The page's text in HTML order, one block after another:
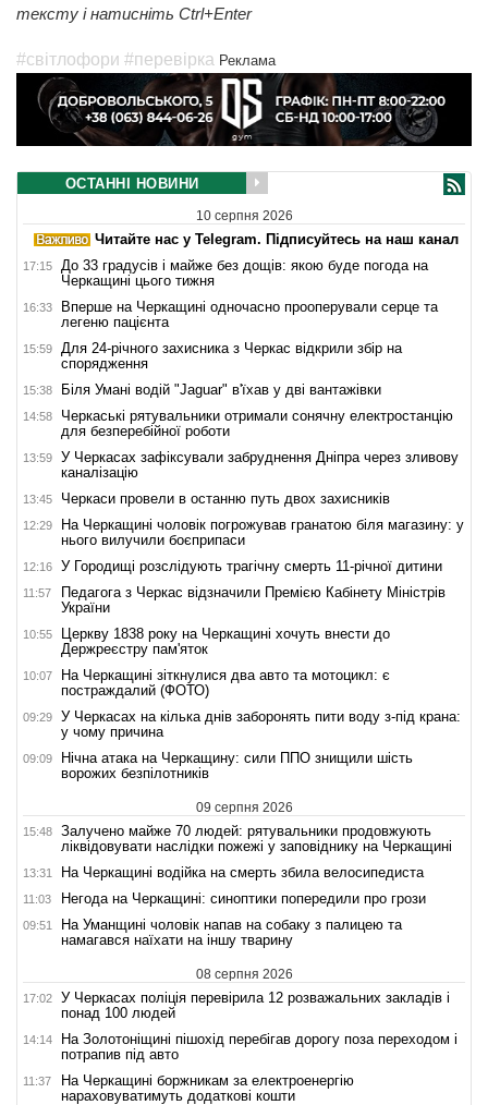
тексту і натисніть Ctrl+Enter
#світлофори #перевірка Реклама
ОСТАННІ НОВИНИ
10 серпня 2026
Читайте нас у Telegram. Підписуйтесь на наш канал
17:15
До 33 градусів і майже без дощів: якою буде погода на
Черкащині цього тижня
16:33
Вперше на Черкащині одночасно прооперували серце та
легеню пацієнта
15:59
Для 24-річного захисника з Черкас відкрили збір на
спорядження
15:38 Біля Умані водій "Jaguar" в'їхав у дві вантажівки
14:58
Черкаські рятувальники отримали сонячну електростанцію
для безперебійної роботи
13:59
У Черкасах зафіксували забруднення Дніпра через зливову
каналізацію
13:45 Черкаси провели в останню путь двох захисників
12:29
На Черкащині чоловік погрожував гранатою біля магазину: у
нього вилучили боєприпаси
12:16 У Городищі розслідують трагічну смерть 11-річної дитини
11:57
Педагога з Черкас відзначили Премією Кабінету Міністрів
України
10:55
Церкву 1838 року на Черкащині хочуть внести до
Держреєстру пам'яток
10:07
На Черкащині зіткнулися два авто та мотоцикл: є
постраждалий (ФОТО)
09:29
У Черкасах на кілька днів заборонять пити воду з-під крана:
у чому причина
09:09
Нічна атака на Черкащину: сили ППО знищили шість
ворожих безпілотників
09 серпня 2026
15:48
Залучено майже 70 людей: рятувальники продовжують
ліквідовувати наслідки пожежі у заповіднику на Черкащині
13:31 На Черкащині водійка на смерть збила велосипедиста
11:03 Негода на Черкащині: синоптики попередили про грози
09:51
На Уманщині чоловік напав на собаку з палицею та
намагався наїхати на іншу тварину
08 серпня 2026
17:02
У Черкасах поліція перевірила 12 розважальних закладів і
понад 100 людей
14:14
На Золотоніщині пішохід перебігав дорогу поза переходом і
потрапив під авто
11:37
На Черкащині боржникам за електроенергію
нараховуватимуть додаткові кошти